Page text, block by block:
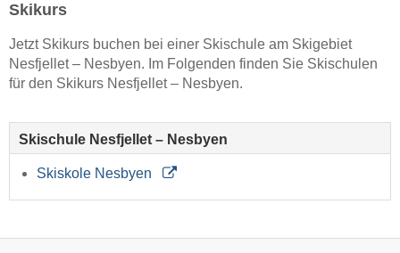
Skikurs
Jetzt Skikurs buchen bei einer Skischule am Skigebiet
Nesfjellet – Nesbyen. Im Folgenden finden Sie Skischulen
für den Skikurs Nesfjellet – Nesbyen.
Skischule Nesfjellet – Nesbyen
Skiskole Nesbyen